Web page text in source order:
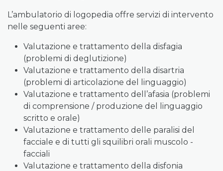
L’ambulatorio di logopedia offre servizi di intervento
nelle seguenti aree:
Valutazione e trattamento della disfagia
(problemi di deglutizione)
Valutazione e trattamento della disartria
(problemi di articolazione del linguaggio)
Valutazione e trattamento dell’afasia (problemi
di comprensione / produzione del linguaggio
scritto e orale)
Valutazione e trattamento delle paralisi del
facciale e di tutti gli squilibri orali muscolo -
facciali
Valutazione e trattamento della disfonia